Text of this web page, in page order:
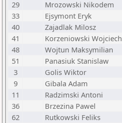
29
Mrozowski Nikodem
33
Ejsymont Eryk
40
Zajadlak Milosz
41
Korzeniowski Wojciech
48
Wojtun Maksymilian
51
Panasiuk Stanislaw
3
Golis Wiktor
9
Gibala Adam
11
Radzimski Antoni
36
Brzezina Pawel
62
Rutkowski Feliks